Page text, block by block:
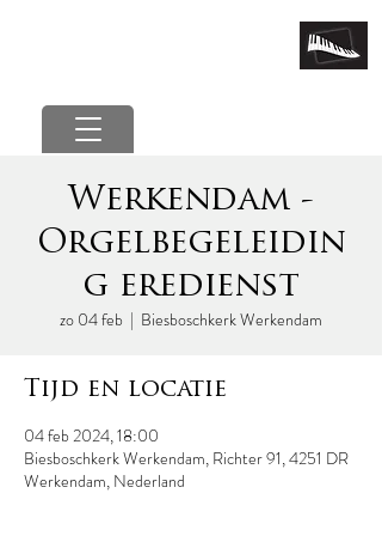
Werkendam -
Orgelbegeleidin
g eredienst
zo 04 feb
  |
Biesboschkerk Werkendam
Tijd en locatie
04 feb 2024, 18:00
Biesboschkerk Werkendam, Richter 91, 4251 DR
Werkendam, Nederland